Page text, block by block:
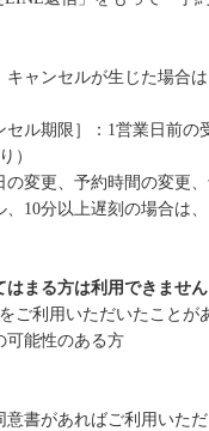
キャンセルが生じた場合
セル期限］：1営業日前の
）
の変更、予約時間の変更
、10分以上遅刻の場合は
はまる方は利用できません
ご利用いただいたことが
可能性のある方
書があればご利用いた